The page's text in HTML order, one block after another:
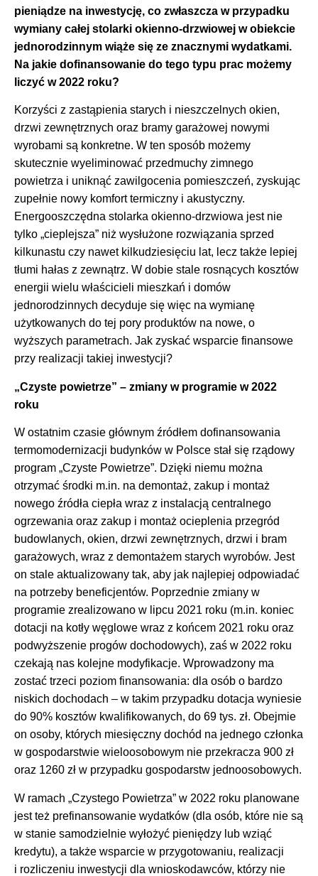
pieniądze na inwestycję, co zwłaszcza w przypadku
wymiany całej stolarki okienno-drzwiowej w obiekcie
jednorodzinnym wiąże się ze znacznymi wydatkami.
Na jakie dofinansowanie do tego typu prac możemy
liczyć w 2022 roku?
Korzyści z zastąpienia starych i nieszczelnych okien,
drzwi zewnętrznych oraz bramy garażowej nowymi
wyrobami są konkretne. W ten sposób możemy
skutecznie wyeliminować przedmuchy zimnego
powietrza i uniknąć zawilgocenia pomieszczeń, zyskując
zupełnie nowy komfort termiczny i akustyczny.
Energooszczędna stolarka okienno-drzwiowa jest nie
tylko „cieplejsza” niż wysłużone rozwiązania sprzed
kilkunastu czy nawet kilkudziesięciu lat, lecz także lepiej
tłumi hałas z zewnątrz. W dobie stale rosnących kosztów
energii wielu właścicieli mieszkań i domów
jednorodzinnych decyduje się więc na wymianę
użytkowanych do tej pory produktów na nowe, o
wyższych parametrach. Jak zyskać wsparcie finansowe
przy realizacji takiej inwestycji?
„Czyste powietrze” – zmiany w programie w 2022
roku
W ostatnim czasie głównym źródłem dofinansowania
termomodernizacji budynków w Polsce stał się rządowy
program „Czyste Powietrze”. Dzięki niemu można
otrzymać środki m.in. na demontaż, zakup i montaż
nowego źródła ciepła wraz z instalacją centralnego
ogrzewania oraz zakup i montaż ocieplenia przegród
budowlanych, okien, drzwi zewnętrznych, drzwi i bram
garażowych, wraz z demontażem starych wyrobów. Jest
on stale aktualizowany tak, aby jak najlepiej odpowiadać
na potrzeby beneficjentów. Poprzednie zmiany w
programie zrealizowano w lipcu 2021 roku (m.in. koniec
dotacji na kotły węglowe wraz z końcem 2021 roku oraz
podwyższenie progów dochodowych), zaś w 2022 roku
czekają nas kolejne modyfikacje. Wprowadzony ma
zostać trzeci poziom finansowania: dla osób o bardzo
niskich dochodach – w takim przypadku dotacja wyniesie
do 90% kosztów kwalifikowanych, do 69 tys. zł. Obejmie
on osoby, których miesięczny dochód na jednego członka
w gospodarstwie wieloosobowym nie przekracza 900 zł
oraz 1260 zł w przypadku gospodarstw jednoosobowych.
W ramach „Czystego Powietrza” w 2022 roku planowane
jest też prefinansowanie wydatków (dla osób, które nie są
w stanie samodzielnie wyłożyć pieniędzy lub wziąć
kredytu), a także wsparcie w przygotowaniu, realizacji
i rozliczeniu inwestycji dla wnioskodawców, którzy nie